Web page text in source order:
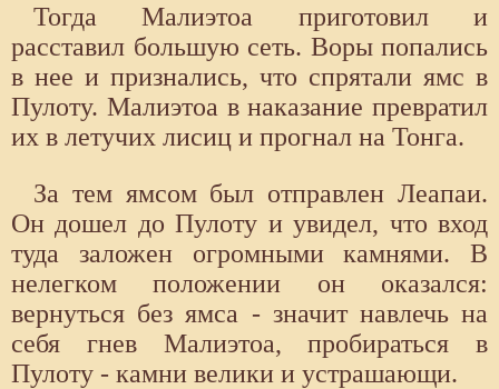
Тогда Малиэтоа приготовил и
расставил большую сеть. Воры попались
в нее и признались, что спрятали ямс в
Пулоту. Малиэтоа в наказание превратил
их в летучих лисиц и прогнал на Тонга.
За тем ямсом был отправлен Леапаи.
Он дошел до Пулоту и увидел, что вход
туда заложен огромными камнями. В
нелегком положении он оказался:
вернуться без ямса - значит навлечь на
себя гнев Малиэтоа, пробираться в
Пулоту - камни велики и устрашающи.